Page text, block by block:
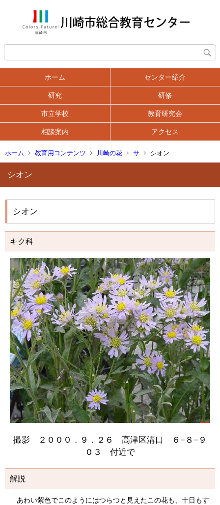
ホーム センター紹介
研究 研修
市立学校 教育研究会
相談案内 アクセス
ホーム 教育用コンテンツ 川崎の花 サ シオン
シオン
シオン
キク科
撮影 ２０００．９．２６ 高津区溝口 ６−８−９
０３ 付近で
解説
あわい紫色でこのようにはつらつと見えたこの花も、十日もす